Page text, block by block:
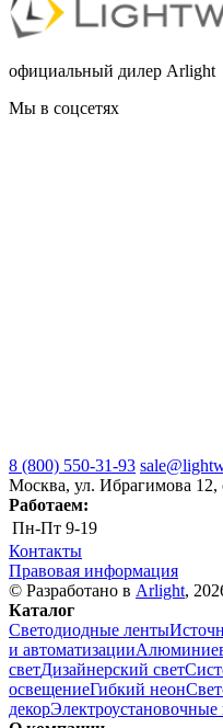
официальный дилер Arlight
Мы в соцсетях
8 (800) 550-31-93
Москва, ул. Ибрагимова 12,
Работаем:
Пн-Пт 9-19
Контакты
Правовая информация
© Разработано в Arlight,
Каталог
Светодиодные ленты
и автоматизации
светДизайнерский свет
освещениеГибкий неон
декорЭлектроустановочные